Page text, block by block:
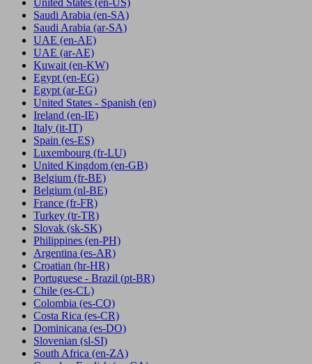
United States (en-US)
Saudi Arabia (en-SA)
Saudi Arabia (ar-SA)
UAE (en-AE)
UAE (ar-AE)
Kuwait (en-KW)
Egypt (en-EG)
Egypt (ar-EG)
United States - Spanish (en)
Ireland (en-IE)
Italy (it-IT)
Spain (es-ES)
Luxembourg (fr-LU)
United Kingdom (en-GB)
Belgium (fr-BE)
Belgium (nl-BE)
France (fr-FR)
Turkey (tr-TR)
Slovak (sk-SK)
Philippines (en-PH)
Argentina (es-AR)
Croatian (hr-HR)
Portuguese - Brazil (pt-BR)
Chile (es-CL)
Colombia (es-CO)
Costa Rica (es-CR)
Dominicana (es-DO)
Slovenian (sl-SI)
South Africa (en-ZA)